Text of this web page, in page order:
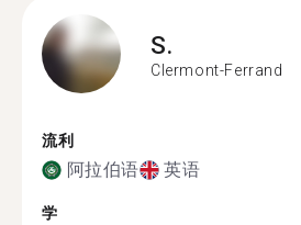
S.
Clermont-Ferrand
流利
阿拉伯语 英语
学